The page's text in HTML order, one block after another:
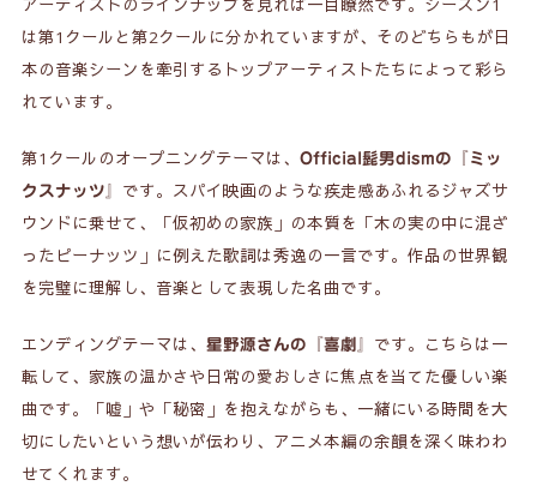
アーティストのラインナップを見れば一目瞭然です。シーズン1
は第1クールと第2クールに分かれていますが、そのどちらもが日
本の音楽シーンを牽引するトップアーティストたちによって彩ら
れています。
第1クールのオープニングテーマは、
Official髭男dismの『ミッ
クスナッツ』 です。スパイ映画のような疾走感あふれるジャズサ
ウンドに乗せて、「仮初めの家族」の本質を「木の実の中に混ざ
ったピーナッツ」に例えた歌詞は秀逸の一言です。作品の世界観
を完璧に理解し、音楽として表現した名曲です。
エンディングテーマは、 星野源さんの『喜劇』 です。こちらは一
転して、家族の温かさや日常の愛おしさに焦点を当てた優しい楽
曲です。「嘘」や「秘密」を抱えながらも、一緒にいる時間を大
切にしたいという想いが伝わり、アニメ本編の余韻を深く味わわ
せてくれます。